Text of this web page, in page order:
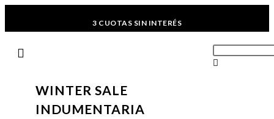
3 CUOTAS SIN INTERÉS
ENVIOS GRATIS A PARTIR DE $169.000
WINTER SALE
INDUMENTARIA